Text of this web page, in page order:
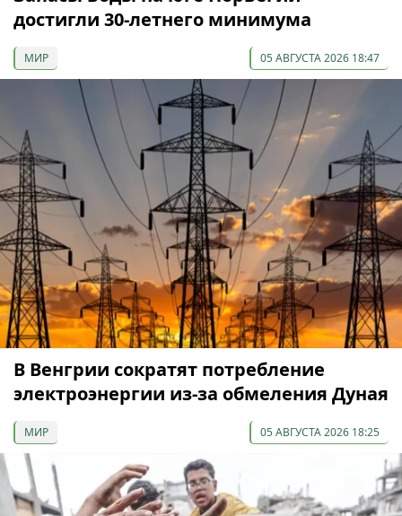
достигли 30-летнего минимума
МИР 05 АВГУСТА 2026 18:47
В Венгрии сократят потребление
электроэнергии из-за обмеления Дуная
МИР 05 АВГУСТА 2026 18:25